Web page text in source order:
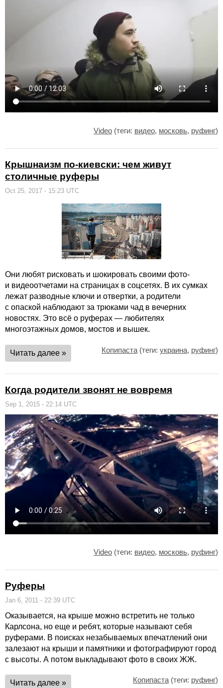
Video (теги: видео, московь, руфинг)
Крышнаизм по-киевски: чем живут
столичные руферы
Oct 25, 2017 - 15:23 UTC
Они любят рисковать и шокировать своими фото-
и видеоотчетами на страницах в соцсетях. В их сумках
лежат разводные ключи и отвертки, а родители
с опаской наблюдают за трюками чад в вечерних
новостях. Это всё о руферах — любителях
многоэтажных домов, мостов и вышек.
Читать далее » Копипаста (теги: украина, руфинг)
Когда родители звонят не вовремя
Sep 1, 2015 - 22:14 UTC
Video (теги: видео, московь, руфинг)
Руферы
Jan 6, 2011 - 22:39 UTC
Оказывается, на крыше можно встретить не только
Карлсона, но еще и ребят, которые называют себя
руферами. В поисках незабываемых впечатлений они
залезают на крыши и памятники и фотографируют город
с высоты. А потом выкладывают фото в своих ЖЖ.
Читать далее » Копипаста (теги: руфинг)